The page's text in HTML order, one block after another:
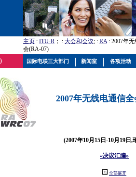
主页 : ITU-R ； : 大会和会议; : RA: 2007年
会(RA-07)
2007年无线电通信
(2007年10月15日-10月19日,
«决议汇编»
全部展开
国际电联三大部门 新闻室 各项活动